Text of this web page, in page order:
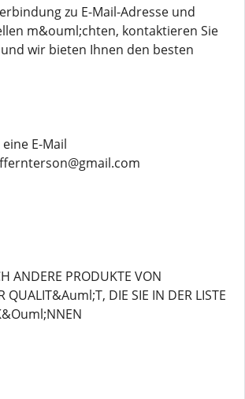
zu E-Mail-Adresse und
m&ouml;chten, kontaktieren Sie
wir bieten Ihnen den besten
E-Mail
ANDERE PRODUKTE VON
QUALIT&Auml;T, DIE SIE IN DER LISTE